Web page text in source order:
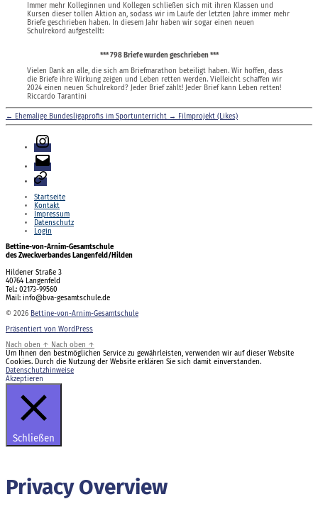
Immer mehr Kolleginnen und Kollegen schließen sich mit ihren Klassen und
Kursen dieser tollen Aktion an, sodass wir im Laufe der letzten Jahre immer mehr
Briefe geschrieben haben. In diesem Jahr haben wir sogar einen neuen
Schulrekord aufgestellt:
*** 798 Briefe wurden geschrieben ***
Vielen Dank an alle, die sich am Briefmarathon beteiligt haben. Wir hoffen, dass
die Briefe ihre Wirkung zeigen und Leben retten werden. Vielleicht schaffen wir
2024 einen neuen Schulrekord? Jeder Brief zählt! Jeder Brief kann Leben retten!
Riccardo Tarantini
← Ehemalige Bundesligaprofis im Sportunterricht → Filmprojekt (Likes)
Instagram
E-
Mail
Login
Startseite
Kontakt
Impressum
Datenschutz
Login
Bettine-von-Arnim-Gesamtschule
des Zweckverbandes Langenfeld/Hilden
Hildener Straße 3
40764 Langenfeld
Tel.: 02173-99560
Mail: info@bva-gesamtschule.de
© 2026 Bettine-von-Arnim-Gesamtschule
Präsentiert von WordPress
Nach oben ↑ Nach oben ↑
Um Ihnen den bestmöglichen Service zu gewährleisten, verwenden wir auf dieser Website
Cookies. Durch die Nutzung der Website erklären Sie sich damit einverstanden.
Datenschutzhinweise
Akzeptieren
Schließen
Privacy Overview